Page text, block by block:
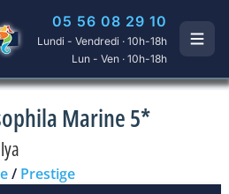
05 56 08 29 10
Lundi - Vendredi · 10h-18h
Lun - Ven · 10h-18h
Marine 5*
/ Prestige